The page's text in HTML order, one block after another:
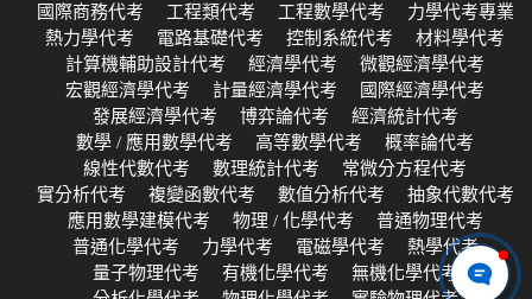
國際商務代考
工程類代考 工程數學代考
力學代考專業
熱力學代考
電路基礎代考 控制系統代考
材料學代考
計算機輔助設計代考
經濟學代考
微觀經濟學代考
宏觀經濟學代考
計量經濟學代考
國際經濟學代考
發展經濟學代考
博弈論代考
經濟統計代考
數學 / 應用數學代考
高等數學代考
概率論代考
線性代數代考
數理統計代考
常微分方程代考
實分析代考
複變函數代考 數值分析代考
抽象代數代考
應用數學建模代考
物理 / 化學代考
普通物理代考
普通化學代考
力學代考 電磁學代考
熱學代考
量子物理代考
有機化學代考
無機化學代考